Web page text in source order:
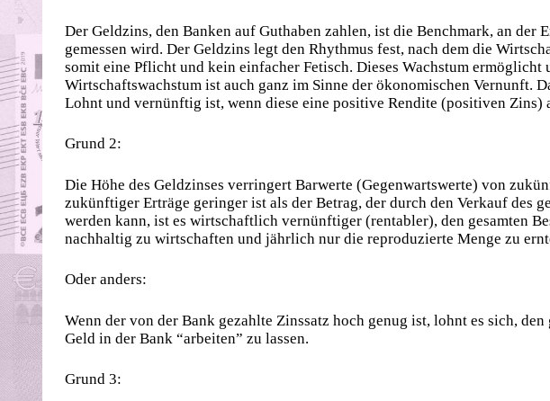
Der Geldzins, den Banken auf Guthaben zahlen, ist die Benchmark, an
gemessen wird. Der Geldzins legt den Rhythmus fest, nach dem die
somit eine Pflicht und kein einfacher Fetisch. Dieses Wachstum
Wirtschaftswachstum ist auch ganz im Sinne der ökonomischen Vernunft.
Lohnt und vernünftig ist, wenn diese eine positive Rendite (positiven Zins)
Grund 2:
Die Höhe des Geldzinses verringert Barwerte (Gegenwartswerte) von
zukünftiger Erträge geringer ist als der Betrag, der durch den Verkauf des
werden kann, ist es wirtschaftlich vernünftiger (rentabler), den gesamten
nachhaltig zu wirtschaften und jährlich nur die reproduzierte Menge zu
Oder anders:
Wenn der von der Bank gezahlte Zinssatz hoch genug ist, lohnt es sich, den
Geld in der Bank “arbeiten” zu lassen.
Grund 3: